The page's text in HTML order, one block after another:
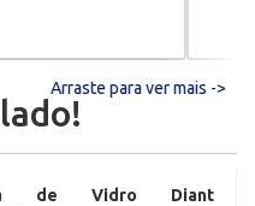
Arraste para ver mais ->
de Vidro Diant